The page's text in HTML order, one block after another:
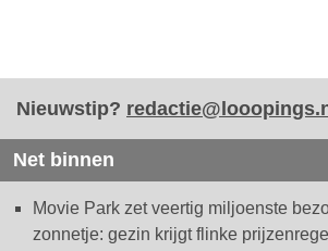
Nieuwstip?
Net binnen
Movie Park zet veertig miljoenste
zonnetje: gezin krijgt flinke